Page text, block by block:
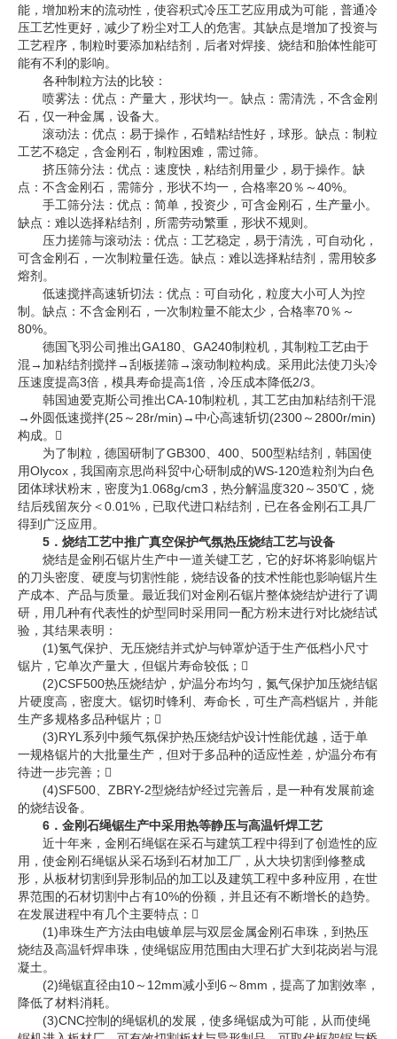
能，增加粉末的流动性，使容积式冷压工艺应用成为可能，普通冷
压工艺性更好，减少了粉尘对工人的危害。其缺点是增加了投资与
工艺程序，制粒时要添加粘结剂，后者对焊接、烧结和胎体性能可
能有不利的影响。
各种制粒方法的比较：
喷雾法：优点：产量大，形状均一。缺点：需清洗，不含金刚
石，仅一种金属，设备大。
滚动法：优点：易于操作，石蜡粘结性好，球形。缺点：制粒
工艺不稳定，含金刚石，制粒困难，需过筛。
挤压筛分法：优点：速度快，粘结剂用量少，易于操作。缺
点：不含金刚石，需筛分，形状不均一，合格率20％～40%。
手工筛分法：优点：简单，投资少，可含金刚石，生产量小。
缺点：难以选择粘结剂，所需劳动繁重，形状不规则。
压力搓筛与滚动法：优点：工艺稳定，易于清洗，可自动化，
可含金刚石，一次制粒量任选。缺点：难以选择粘结剂，需用较多
熔剂。
低速搅拌高速斩切法：优点：可自动化，粒度大小可人为控
制。缺点：不含金刚石，一次制粒量不能太少，合格率70％～
80%。
德国飞羽公司推出GA180、GA240制粒机，其制粒工艺由于
混→加粘结剂搅拌→刮板搓筛→滚动制粒构成。采用此法使刀头冷
压速度提高3倍，模具寿命提高1倍，冷压成本降低2/3。
韩国迪爱克斯公司推出CA-10制粒机，其工艺由加粘结剂干混
→外圆低速搅拌(25～28r/min)→中心高速斩切(2300～2800r/min)
构成。
为了制粒，德国研制了GB300、400、500型粘结剂，韩国使
用Olycox，我国南京思尚科贸中心研制成的WS-120造粒剂为白色
团体球状粉末，密度为1.068g/cm3，热分解温度320～350℃，烧
结后残留灰分＜0.01%，已取代进口粘结剂，已在各金刚石工具厂
得到广泛应用。
5．烧结工艺中推广真空保护气氛热压烧结工艺与设备
烧结是金刚石锯片生产中一道关键工艺，它的好坏将影响锯片
的刀头密度、硬度与切割性能，烧结设备的技术性能也影响锯片生
产成本、产品与质量。最近我们对金刚石锯片整体烧结炉进行了调
研，用几种有代表性的炉型同时采用同一配方粉末进行对比烧结试
验，其结果表明：
(1)氢气保护、无压烧结并式炉与钟罩炉适于生产低档小尺寸
锯片，它单次产量大，但锯片寿命较低；
(2)CSF500热压烧结炉，炉温分布均匀，氮气保护加压烧结锯
片硬度高，密度大。锯切时锋利、寿命长，可生产高档锯片，并能
生产多规格多品种锯片；
(3)RYL系列中频气氛保护热压烧结炉设计性能优越，适于单
一规格锯片的大批量生产，但对于多品种的适应性差，炉温分布有
待进一步完善；
(4)SF500、ZBRY-2型烧结炉经过完善后，是一种有发展前途
的烧结设备。
6．金刚石绳锯生产中采用热等静压与高温钎焊工艺
近十年来，金刚石绳锯在采石与建筑工程中得到了创造性的应
用，使金刚石绳锯从采石场到石材加工厂，从大块切割到修整成
形，从板材切割到异形制品的加工以及建筑工程中多种应用，在世
界范围的石材切割中占有10%的份额，并且还有不断增长的趋势。
在发展进程中有几个主要特点：
(1)串珠生产方法由电镀单层与双层金属金刚石串珠，到热压
烧结及高温钎焊串珠，使绳锯应用范围由大理石扩大到花岗岩与混
凝土。
(2)绳锯直径由10～12mm减小到6～8mm，提高了加割效率，
降低了材料消耗。
(3)CNC控制的绳锯机的发展，使多绳锯成为可能，从而使绳